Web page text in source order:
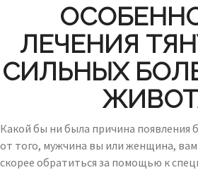
ЛЕЧЕНИЯ
СИЛЬНЫХ
Какой бы ни была причина появления
от того, мужчина вы или женщина,
скорее обратиться за помощью к